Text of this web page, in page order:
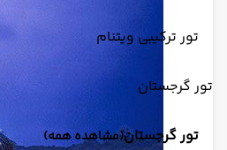
تور ترکیبی ویتنام
تور گرجستان
تور گرجستان(مشاهده همه)